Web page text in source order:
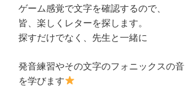
ゲーム感覚で文字を確認するので、
皆、楽しくレターを探します。
探すだけでなく、先生と一緒に
発音練習やその文字のフォニックスの音
を学びます